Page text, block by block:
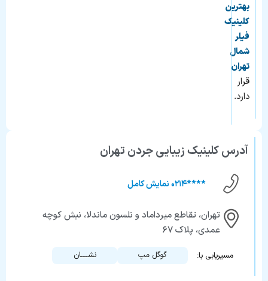
بهترین
کلینیک
فیلر
شمال
تهران
قرار
دارد.
آدرس کلینیک زیبایی جردن تهران
****۰۲۱۴ نمایش کامل
تهران، تقاطع میرداماد و نلسون ماندلا، نبش کوچه
عمدی، پلاک ۶۷
مسیریابی با: گوگل مپ نشــــان